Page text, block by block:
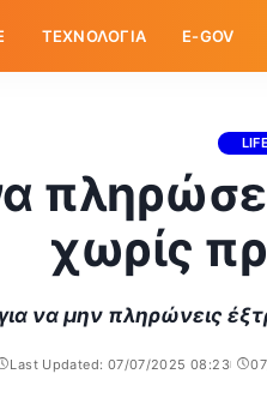
ΤΕΧΝΟΛΟΓΙΑ E-GOV
LIFE
χωρίς
να μην πληρώνεις
Last Updated: 07/07/2025 08:23